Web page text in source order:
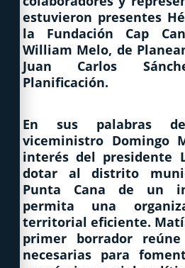
estuvieron presentes
la Fundación Cap
William Melo, de
Juan Carlos
Planificación.
En sus palabras
viceministro Domingo
interés del presidente
dotar al distrito
Punta Cana de un
permita una
territorial eficiente.
primer borrador
necesarias para